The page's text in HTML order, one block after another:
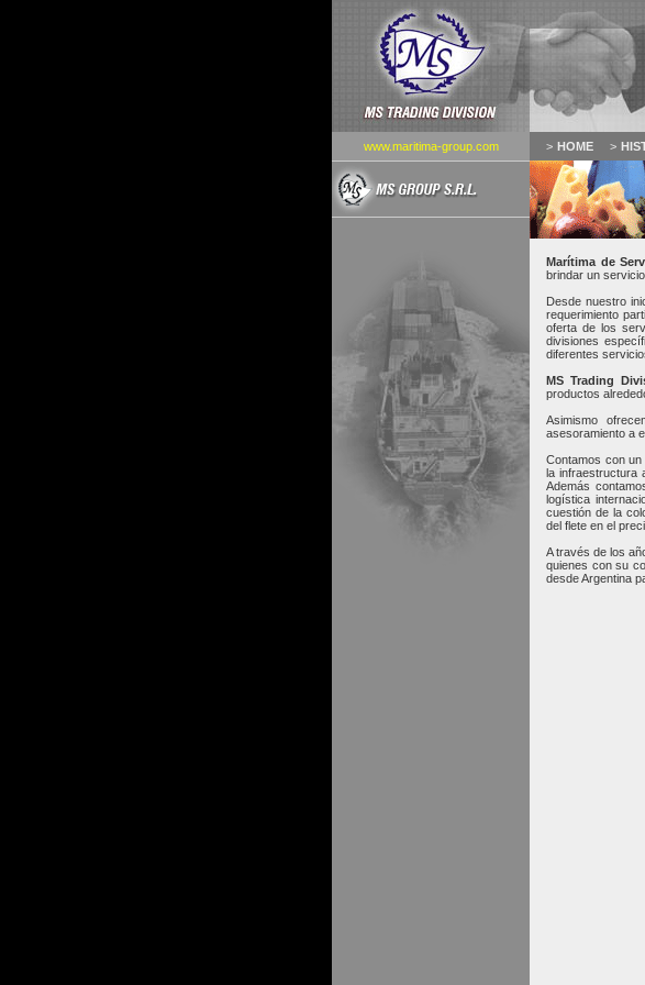
www.maritima-group.com > HOME >
Marítima de
brindar un
Desde nuestro
requerimiento
oferta de los
divisiones
diferentes
MS Trading
productos
Asimismo
asesoramiento a
Contamos con
la infraestructura
Además
logística
cuestión de la
del flete en el
A través de los
quienes con su
desde Argentina